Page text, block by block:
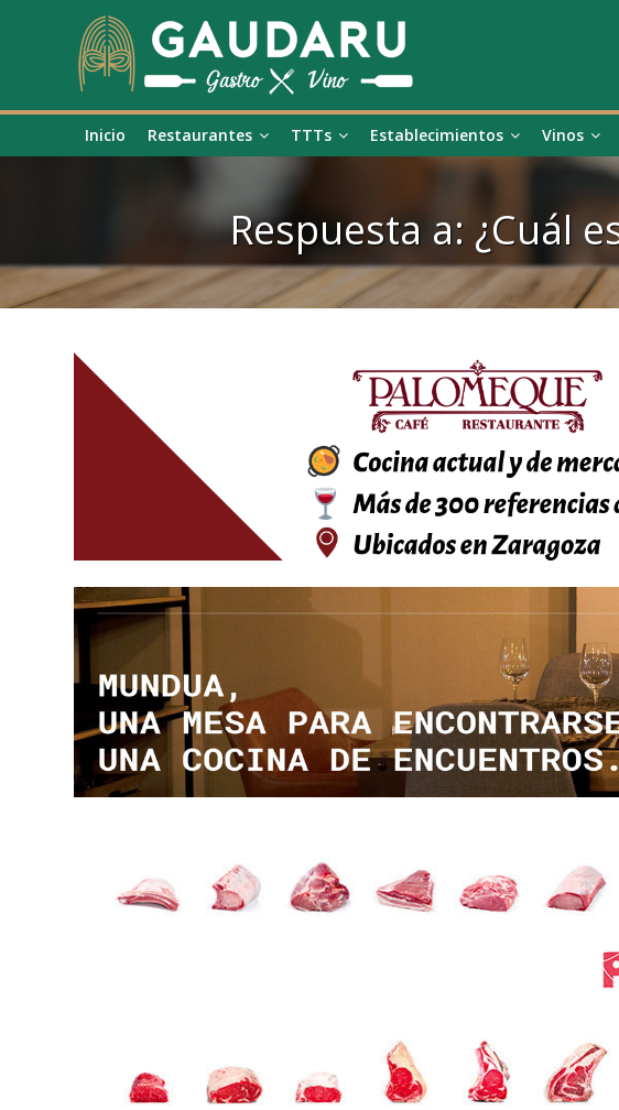
Inicio Restaurantes TTTs Establecimientos Vinos
Respuesta a: ¿Cuál